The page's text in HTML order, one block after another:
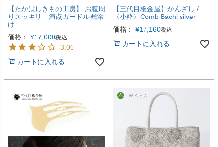
【たかはしきもの工房】 お腹周
りスッキリ 満点ガードル裾除
け
価格：
¥17,600税込
3.00
カートに入れる
【三代目板金屋】かんざし /
〈小粋〉Comb Bachi silver
価格：
¥17,160税込
カートに入れる